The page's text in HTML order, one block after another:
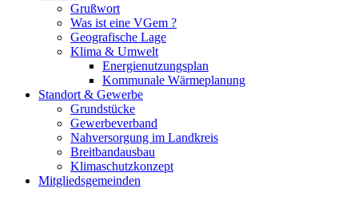
Grußwort
Was ist eine VGem ?
Geografische Lage
Klima & Umwelt
Energienutzungsplan
Kommunale Wärmeplanung
Standort & Gewerbe
Grundstücke
Gewerbeverband
Nahversorgung im Landkreis
Breitbandausbau
Klimaschutzkonzept
Mitgliedsgemeinden